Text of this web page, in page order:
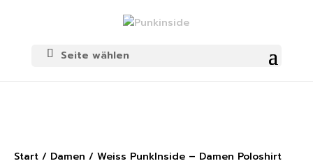
Seite wählen
Start / Damen / Weiss PunkInside – Damen Poloshirt